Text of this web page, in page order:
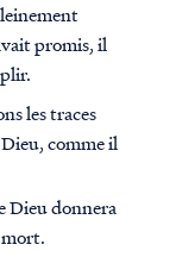
promis, il
les traces
comme il
Dieu donnera